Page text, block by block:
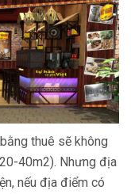
thuê sẽ không
40m2). Nhưng địa
nếu địa điểm có